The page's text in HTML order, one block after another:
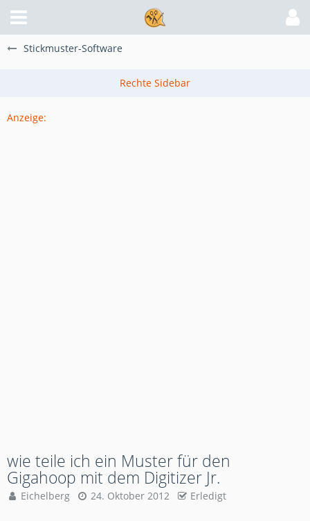
Stickmuster-Software
Anzeige:
wie teile ich ein Muster für den
Gigahoop mit dem Digitizer Jr.
Eichelberg 24. Oktober 2012 Erledigt